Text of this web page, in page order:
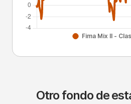
Otro fondo de